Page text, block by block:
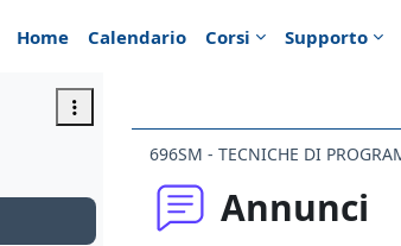
Home
Calendario Corsi Supporto
Annunci